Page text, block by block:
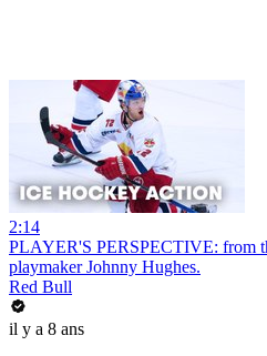
2:14
PLAYER'S PERSPECTIVE: from
playmaker Johnny Hughes.
Red Bull
il y a 8 ans